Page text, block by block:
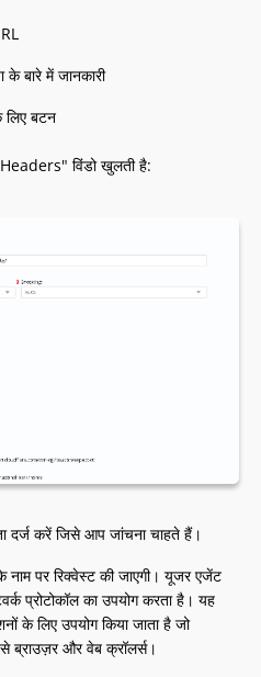
बारे में जानकारी
बटन
विंडो खुलती है:
दर्ज करें जिसे आप जांचना चाहते हैं।
पर रिक्वेस्ट की जाएगी। यूजर एजेंट
प्रोटोकॉल का उपयोग करता है। यह
के लिए उपयोग किया जाता है जो
और वेब क्रॉलर्स।